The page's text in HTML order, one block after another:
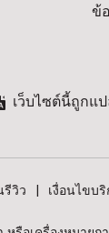
ข้
เว็บไซต์นี้ถูกแ
รีวิว เงื่อนไขบ